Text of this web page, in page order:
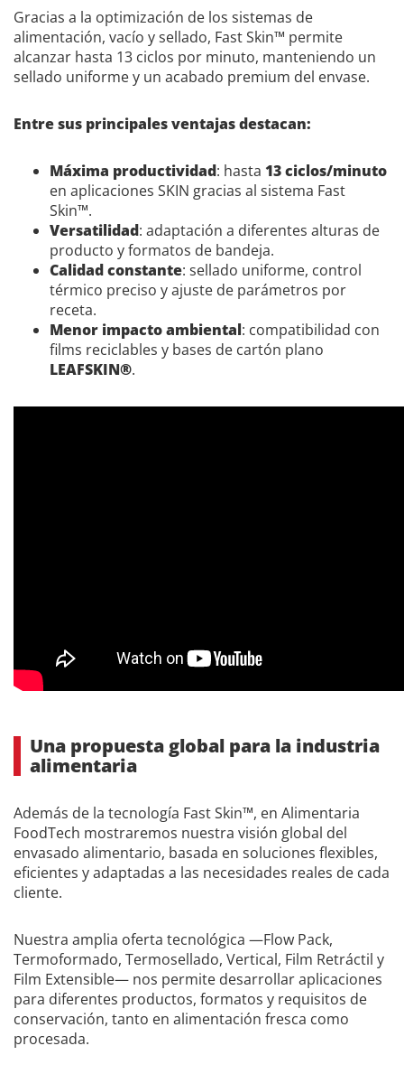
Gracias a la optimización de los sistemas de
alimentación, vacío y sellado, Fast Skin™ permite
alcanzar hasta 13 ciclos por minuto, manteniendo un
sellado uniforme y un acabado premium del envase.
Entre sus principales ventajas destacan:
Máxima productividad: hasta 13 ciclos/minuto
en aplicaciones SKIN gracias al sistema Fast
Skin™.
Versatilidad: adaptación a diferentes alturas de
producto y formatos de bandeja.
Calidad constante: sellado uniforme, control
térmico preciso y ajuste de parámetros por
receta.
Menor impacto ambiental: compatibilidad con
films reciclables y bases de cartón plano
LEAFSKIN®.
Una propuesta global para la industria
alimentaria
Además de la tecnología Fast Skin™, en Alimentaria
FoodTech mostraremos nuestra visión global del
envasado alimentario, basada en soluciones flexibles,
eficientes y adaptadas a las necesidades reales de cada
cliente.
Nuestra amplia oferta tecnológica —Flow Pack,
Termoformado, Termosellado, Vertical, Film Retráctil y
Film Extensible— nos permite desarrollar aplicaciones
para diferentes productos, formatos y requisitos de
conservación, tanto en alimentación fresca como
procesada.